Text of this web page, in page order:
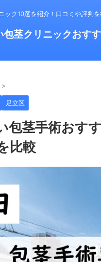
ック10選を紹介！口コミや評判
包茎クリニックおす
>
足立区
包茎手術おす
比較